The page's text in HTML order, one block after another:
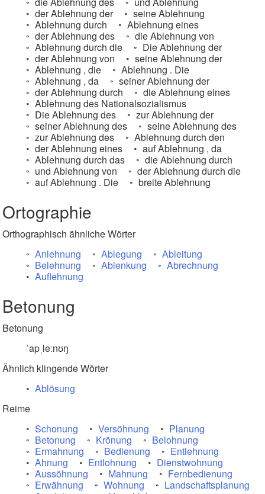
der Ablehnung der
seine Ablehnung
Ablehnung durch
Ablehnung eines
der Ablehnung des
die Ablehnung von
Ablehnung durch die
Die Ablehnung der
der Ablehnung von
seine Ablehnung der
Ablehnung , die
Ablehnung . Die
Ablehnung , da
seiner Ablehnung der
der Ablehnung durch
die Ablehnung eines
Ablehnung des Nationalsozialismus
Die Ablehnung des
zur Ablehnung der
seiner Ablehnung des
seine Ablehnung des
zur Ablehnung des
Ablehnung durch den
der Ablehnung eines
auf Ablehnung , da
Ablehnung durch das
die Ablehnung durch
und Ablehnung von
der Ablehnung durch die
auf Ablehnung . Die
breite Ablehnung
Ortographie
Orthographisch ähnliche Wörter
Anlehnung
Ablegung
Ableitung
Belehnung
Ablenkung
Abrechnung
Auflehnung
Betonung
Betonung
ˈapˌleːnʊŋ
Ähnlich klingende Wörter
Ablösung
Reime
Schonung
Versöhnung
Planung
Betonung
Krönung
Belohnung
Ermahnung
Bedienung
Entlehnung
Ahnung
Entlohnung
Dienstwohnung
Aussöhnung
Mahnung
Fernbedienung
Erwähnung
Wohnung
Landschaftsplanung